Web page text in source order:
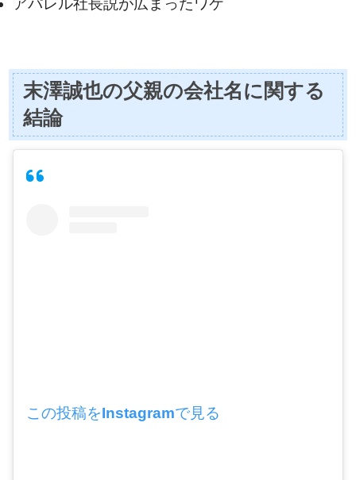
アパレル社長説が広まったワケ
末澤誠也の父親の会社名に関する
結論
この投稿をInstagramで見る